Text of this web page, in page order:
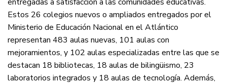
Estos 26 colegios nuevos o ampliados entregados por el
Ministerio de Educación Nacional en el Atlántico
representan 483 aulas nuevas, 101 aulas con
mejoramientos, y 102 aulas especializadas entre las que se
destacan 18 bibliotecas, 18 aulas de bilingüismo, 23
laboratorios integrados y 18 aulas de tecnología. Además,